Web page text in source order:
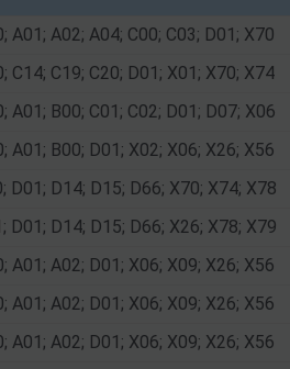
A01; A02; A04; C00; C03; D01; X70
C14; C19; C20; D01; X01; X70; X74
A01; B00; C01; C02; D01; D07; X06
A01; B00; D01; X02; X06; X26; X56
D01; D14; D15; D66; X70; X74; X78
D01; D14; D15; D66; X26; X78; X79
A01; A02; D01; X06; X09; X26; X56
A01; A02; D01; X06; X09; X26; X56
A01; A02; D01; X06; X09; X26; X56